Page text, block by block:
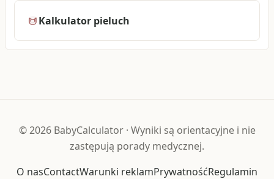
Kalkulator pieluch
©2026 BabyCalculator· Wyniki są orientacyjne i nie
zastępują porady medycznej.
O nasContactWarunki reklamPrywatnośćRegulamin